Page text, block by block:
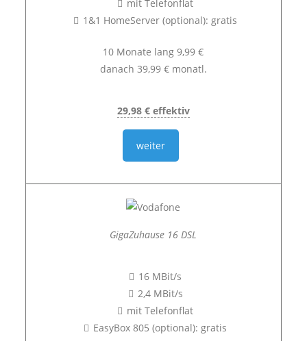
mit Telefonflat
1&1 HomeServer (optional): gratis
10 Monate lang 9,99 €
danach 39,99 € monatl.
29,98 € effektiv
weiter
GigaZuhause 16 DSL
16 MBit/s
2,4 MBit/s
mit Telefonflat
EasyBox 805 (optional): gratis